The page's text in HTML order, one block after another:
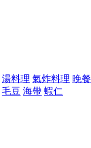
湯料理 氣炸料理 晚餐
毛豆 海帶 蝦仁